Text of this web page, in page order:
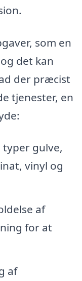
som en
det kan
der præcist
tjenester, en
gulve,
vinyl og
af
for at
af